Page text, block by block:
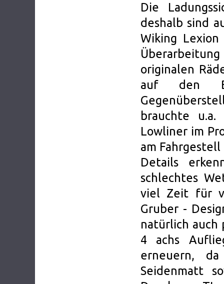
Die
deshalb sind
Wiking
originalen
auf den
brauchte
Lowliner im
am
Details
schlechtes
viel Zeit für
Gruber -
natürlich auch
4 achs
erneuern,
Seidenmatt